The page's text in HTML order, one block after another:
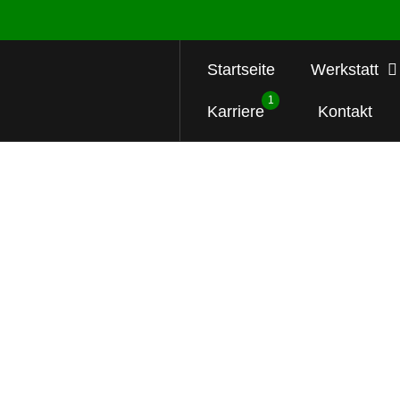
Startseite Werkstatt
Karriere
1
Kontakt